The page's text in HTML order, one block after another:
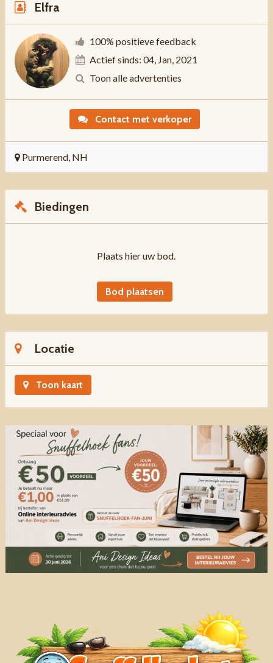
Elfra
100% positieve feedback
Actief sinds: 04, Jan, 2021
Toon alle advertenties
Contact met verkoper
Purmerend, NH
Biedingen
Plaats hier uw bod.
Bod plaatsen
Locatie
Toon kaart